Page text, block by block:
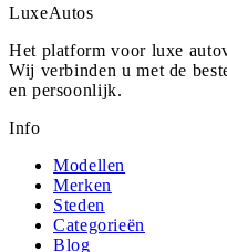
LuxeAutos
Het platform voor luxe
Wij verbinden u met de
en persoonlijk.
Info
Modellen
Merken
Steden
Categorieën
Blog